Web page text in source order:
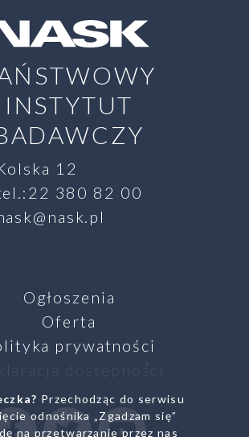
INSTYTUT
12
380 82 00
Ogłoszenia
Oferta
prywatności
dostępności
FacebookTwitterYoutube
Przechodząc do serwisu
odnośnika „Zgadzam się”
na przetwarzanie przez nas